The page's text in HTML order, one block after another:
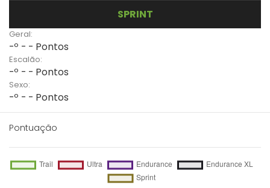
SPRINT
Geral:
-º - - Pontos
Escalão:
-º - - Pontos
Sexo:
-º - - Pontos
Pontuação